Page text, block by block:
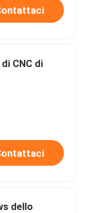
CNC di
dello